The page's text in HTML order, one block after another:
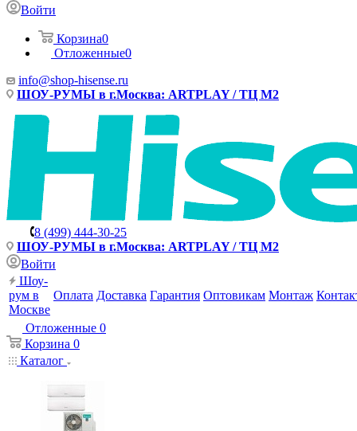
Войти
Корзина0
Отложенные0
info@shop-hisense.ru
ШОУ-РУМЫ в г.Москва: ARTPLAY / ТЦ М2
8 (499) 444-30-25
ШОУ-РУМЫ в г.Москва: ARTPLAY / ТЦ М2
Войти
Шоу-
рум в
Москве
Оплата Доставка Гарантия Оптовикам Монтаж
Отложенные 0
Корзина 0
Каталог